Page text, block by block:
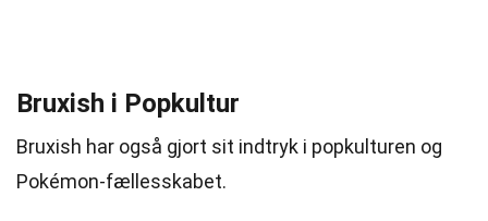
Bruxish i Popkultur
Bruxish har også gjort sit indtryk i popkulturen og
Pokémon-fællesskabet.